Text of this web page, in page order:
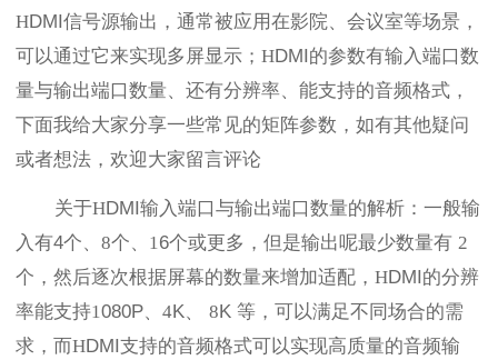
HDMI 信号源输出，通常被应用在影院、会议室等场景，
可以通过它来实现多屏显示； HDMI的参数有输入端口数
量与输出端口数量、还有分辨率、能支持的音频格式，
下面我给大家分享一些常见的矩阵参数，如有其他疑问
或者想法，欢迎大家留言评论
关于HDMI输入端口与输出端口数量的解析：一般输
入有4个、 8个、16个或更多，但是输出呢最少数量有 2
个，然后逐次根据屏幕的数量来增加适配，HDMI 的分辨
率能支持1080P、 4K、 8 K 等，可以满足不同场合的需
求，而HDMI支持的音频格式可以实现高质量的音频输